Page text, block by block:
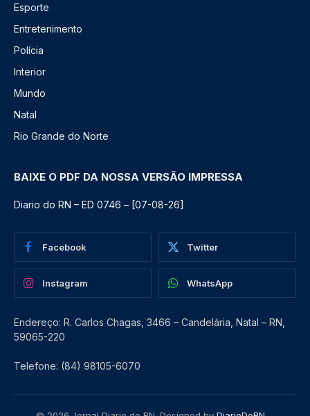
Esporte
Entretenimento
Polícia
Interior
Mundo
Natal
Rio Grande do Norte
BAIXE O PDF DA NOSSA VERSÃO IMPRESSA
Diario do RN – ED 0746 – [07-08-26]
Facebook Twitter
Instagram WhatsApp
Endereço: R. Carlos Chagas, 3466 – Candelária, Natal – RN,
59065-220
Telefone: (84) 98105-6070